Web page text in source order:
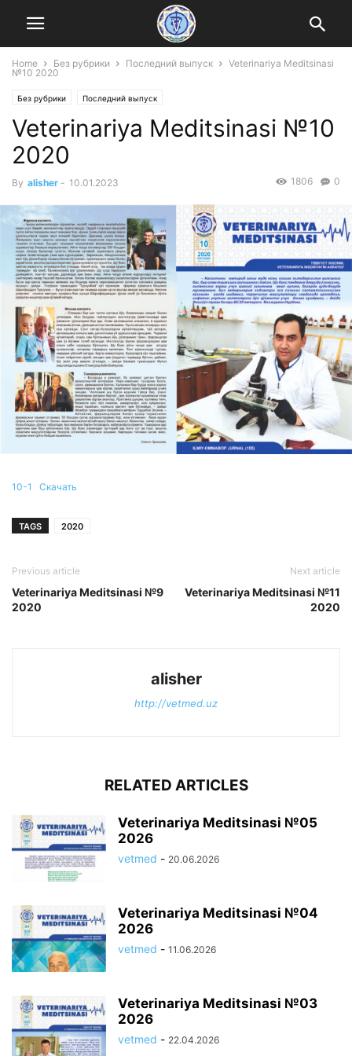
Home Без рубрики Последний выпуск
Veterinariya Meditsinasi
№10 2020
Без рубрики Последний выпуск
Veterinariya Meditsinasi №10
2020
By alisher - 10.01.2023 0
1806
10-1 Скачать
TAGS 2020
Previous article
Veterinariya Meditsinasi №9
2020
Next article
Veterinariya Meditsinasi №11
2020
alisher
http://vetmed.uz
RELATED ARTICLES
Veterinariya Meditsinasi №05
2026
vetmed - 20.06.2026
Veterinariya Meditsinasi №04
2026
vetmed - 11.06.2026
Veterinariya Meditsinasi №03
2026
vetmed - 22.04.2026